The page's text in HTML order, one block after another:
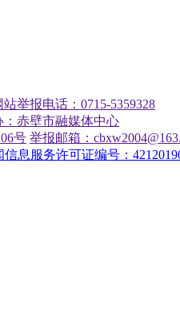
站举报电话：0715-5359328
：赤壁市融媒体中心
号 举报邮箱：
息服务许可证编号：